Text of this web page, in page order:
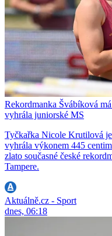
Rekordmanka Švábíková
vyhrála juniorské MS
Tyčkařka Nicole Krutilová
vyhrála výkonem 445
zlato současné české
Tampere.
Aktuálně.cz - Sport
dnes, 06:18